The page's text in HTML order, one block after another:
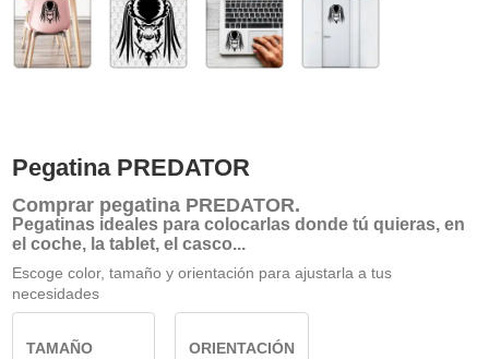
Pegatina PREDATOR
Comprar pegatina PREDATOR.
Pegatinas ideales para colocarlas donde tú quieras, en
el coche, la tablet, el casco...
Escoge color, tamaño y orientación para ajustarla a tus
necesidades
TAMAÑO
ORIENTACIÓN